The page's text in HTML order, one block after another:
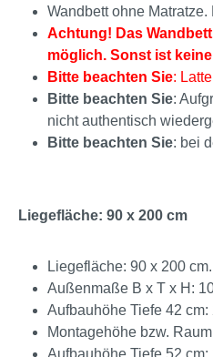
Wandbett ohne
Achtung! Das
möglich. Sonst ist
Bitte beachten Sie:
Bitte beachten Sie:
nicht authentisch
Bitte beachten Sie: bei
Liegefläche: 90 x 200 cm
Liegefläche: 90 x 200 cm.
Außenmaße B x T x H:
Aufbauhöhe Tiefe 42 cm:
Montagehöhe bzw.
Aufbauhöhe Tiefe 52 cm: